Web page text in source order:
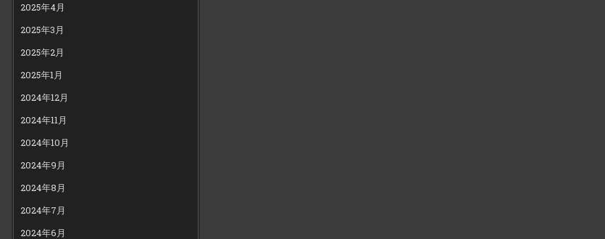
2025年4月
2025年3月
2025年2月
2025年1月
2024年12月
2024年11月
2024年10月
2024年9月
2024年8月
2024年7月
2024年6月